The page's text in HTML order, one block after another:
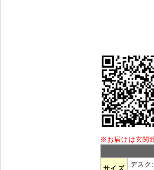
※ お届けは玄関
サイズ
デス